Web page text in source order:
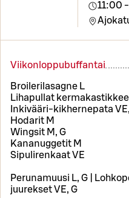
11:00
Viikonloppubuffantai
Broilerilasagne L
Lihapullat
Inkivääri-kikhernepata
Hodarit M
Wingsit M, G
Kananuggetit M
Sipulirenkaat VE
Perunamuusi L, G |
juurekset VE, G